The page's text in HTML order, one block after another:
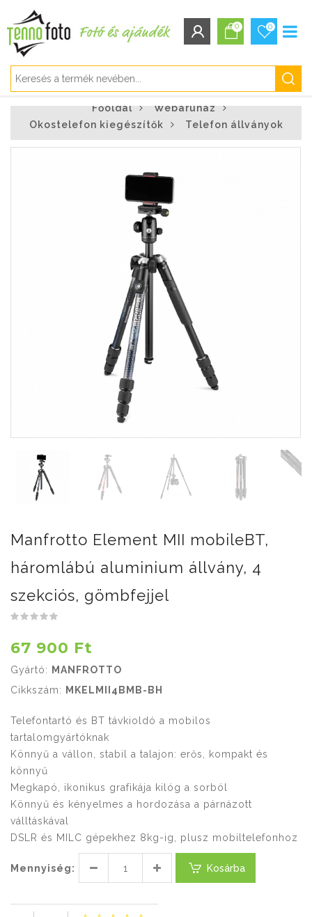
Regisztráció
Elfelejtett jelszó
0 0
Főoldal
Webáruház
Okostelefon kiegészítők
Telefon állványok
Manfrotto Element MII mobileBT,
háromlábú aluminium állvány, 4
szekciós, gömbfejjel
67 900 Ft
Gyártó:
MANFROTTO
Cikkszám:
MKELMII4BMB-BH
Telefontartó és BT távkioldó a mobilos
tartalomgyártóknak
Könnyű a vállon, stabil a talajon: erős, kompakt és
könnyű
Megkapó, ikonikus grafikája kilóg a sorból
Könnyű és kényelmes a hordozása a párnázott
válltáskával
DSLR és MILC gépekhez 8kg-ig, plusz mobiltelefonhoz
Mennyiség: Kosárba